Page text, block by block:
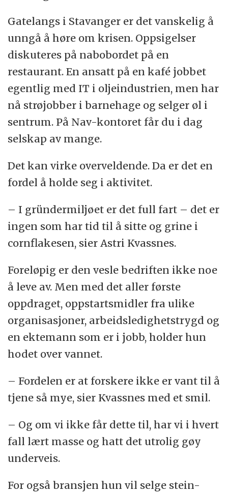
Gatelangs i Stavanger er det vanskelig å
unngå å høre om krisen. Oppsigelser
diskuteres på nabobordet på en
restaurant. En ansatt på en kafé jobbet
egentlig med IT i oljeindustrien, men har
nå strøjobber i barnehage og selger øl i
sentrum. På Nav-kontoret får du i dag
selskap av mange.
Det kan virke overveldende. Da er det en
fordel å holde seg i aktivitet.
– I gründermiljøet er det full fart – det er
ingen som har tid til å sitte og grine i
cornflakesen, sier Astri Kvassnes.
Foreløpig er den vesle bedriften ikke noe
å leve av. Men med det aller første
oppdraget, oppstartsmidler fra ulike
organisasjoner, arbeidsledighetstrygd og
en ektemann som er i jobb, holder hun
hodet over vannet.
– Fordelen er at forskere ikke er vant til å
tjene så mye, sier Kvassnes med et smil.
– Og om vi ikke får dette til, har vi i hvert
fall lært masse og hatt det utrolig gøy
underveis.
For også bransjen hun vil selge stein-